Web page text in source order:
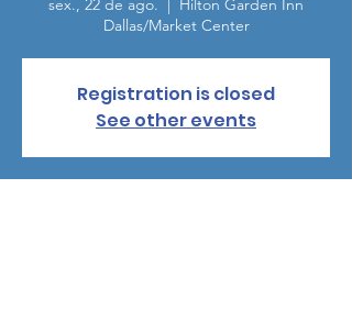
sex., 22 de ago.
  |
Hilton Garden Inn
Dallas/Market Center
Registration is closed
See other events